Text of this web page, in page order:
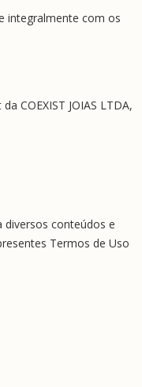
integralmente com os
COEXIST JOIAS LTDA,
diversos conteúdos e
Termos de Uso